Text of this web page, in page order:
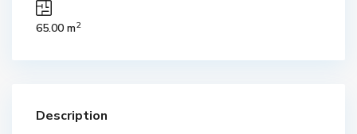
65.00 m2
Description